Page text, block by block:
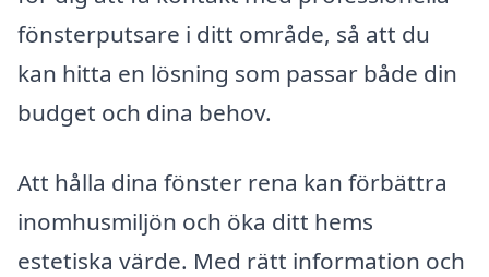
fönsterputsare i ditt område, så att du
kan hitta en lösning som passar både din
budget och dina behov.
Att hålla dina fönster rena kan förbättra
inomhusmiljön och öka ditt hems
estetiska värde. Med rätt information och